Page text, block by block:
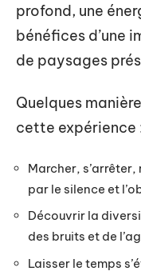
profond, une
bénéfices d’une
de paysages
Quelques
cette expérience
Marcher,
par le silence et
Découvrir la
des bruits et de
Laisser le temps